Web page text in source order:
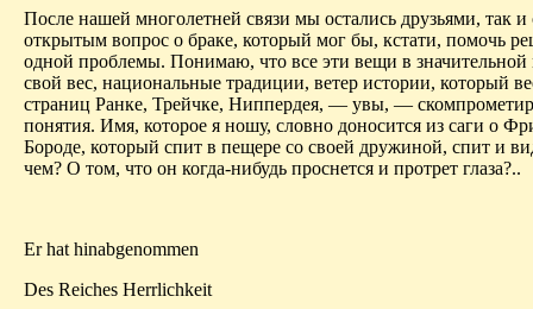
После нашей многолетней связи мы остались друзьями, так и
открытым вопрос о браке, который мог бы, кстати, помочь
одной проблемы. Понимаю, что все эти вещи в значительной
свой вес, национальные традиции, ветер истории, который
страниц Ранке, Трейчке, Ниппердея, — увы, —
понятия. Имя, которое я ношу, словно доносится из саги о
Бороде, который спит в пещере со своей дружиной, спит и
чем? О том, что он когда-нибудь проснется и протрет глаза?..
Er hat hinabgenommen
Des Reiches Herrlichkeit